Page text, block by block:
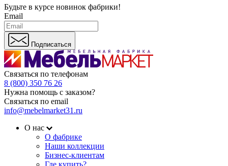
Будьте в курсе новинок фабрики!
Email
Подписаться
Связаться по телефонам
8 (800) 350 76 26
Нужна помощь с заказом?
Связаться по email
info@mebelmarket31.ru
О нас
О фабрике
Наши коллекции
Бизнес-клиентам